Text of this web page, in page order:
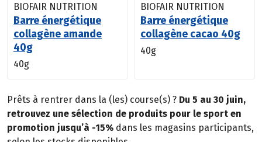
BIOFAIR NUTRITION
Barre énergétique
collagène amande
40g
40g
BIOFAIR NUTRITION
Barre énergétique
collagène cacao 40g
40g
Prêts à rentrer dans la (les) course(s) ? Du 5 au 30 juin,
retrouvez une sélection de produits pour le sport en
promotion jusqu’à -15% dans les magasins participants,